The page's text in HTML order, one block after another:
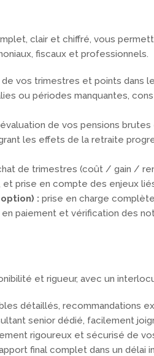
clair et chiffré, vous
fiscaux et professionnels.
vos trimestres et points dans
ou périodes manquantes,
de vos pensions
les effets de la retraite
de trimestres (coût / gain /
prise en compte des enjeux
: prise en charge
en paiement et vérification des
et rigueur, avec un
détaillés, recommandations
senior dédié, facilement
rigoureux et sécurisé de
final complet dans un